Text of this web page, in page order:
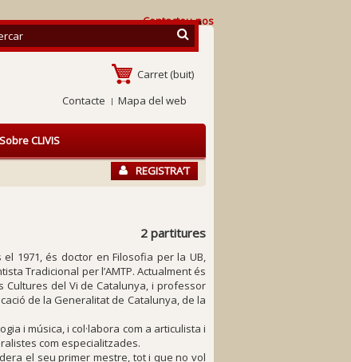
Contacteu-nos
Carret (buit)
Contacte
Mapa del web
REGISTRA’T
Sobre CLIVIS
2 partitures
1971, és doctor en Filosofia per la UB,
Tradicional per l’AMTP. Actualment és
Cultures del Vi de Catalunya, i professor
de la Generalitat de Catalunya, de la
i música, i col·labora com a articulista i
com especialitzades.
el seu primer mestre, tot i que no vol